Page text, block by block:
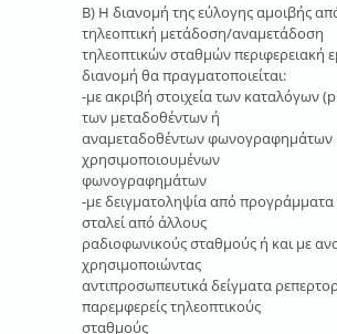
Β) Η διανομή της εύλογης αμοιβής
τηλεοπτική μετάδοση/αναμετάδοση
τηλεοπτικών σταθμών περιφερειακή
διανομή θα πραγματοποιείται:
-με ακριβή στοιχεία των καταλόγων
των μεταδοθέντων ή
αναμεταδοθέντων φωνογραφημάτων
χρησιμοποιουμένων
φωνογραφημάτων
-με δειγματοληψία από
σταλεί από άλλους
ραδιοφωνικούς σταθμούς ή και με
χρησιμοποιώντας
αντιπροσωπευτικά δείγματα
παρεμφερείς τηλεοπτικούς
σταθμούς